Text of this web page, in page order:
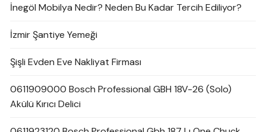
İnegöl Mobilya Nedir? Neden Bu Kadar Tercih Ediliyor?
İzmir Şantiye Yemeği
Şişli Evden Eve Nakliyat Firması
0611909000 Bosch Professional GBH 18V-26 (Solo)
Akülü Kırıcı Delici